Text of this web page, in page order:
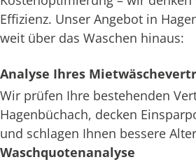
Effizienz. Unser Angebot in
weit über das Waschen hinaus:
Analyse Ihres
Wir prüfen Ihre bestehenden
Hagenbüchach, decken
und schlagen Ihnen bessere
Waschquotenanalyse